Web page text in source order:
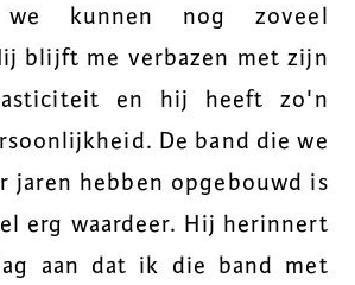
kunnen nog zoveel
blijft me verbazen met zijn
en hij heeft zo'n
De band die we
jaren hebben opgebouwd is
erg waardeer. Hij herinnert
aan dat ik die band met